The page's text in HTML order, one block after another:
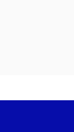
pestaña nueva